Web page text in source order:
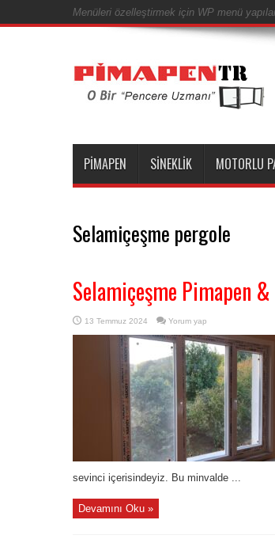
Menüleri özelleştirmek için WP menü
PIMAPEN SINEKLIK MOTORLU
Selamiçeşme pergole
Selamiçeşme Pimapen
13 Temmuz 2024 Yorum yap
sevinci içerisindeyiz. Bu minvalde ...
Devamını Oku »